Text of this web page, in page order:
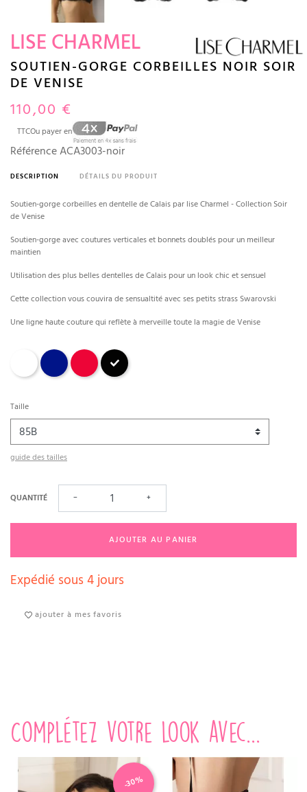
LISE CHARMEL
SOUTIEN-GORGE CORBEILLES NOIR SOIR
DE VENISE
110,00 €
TTCOu payer en
RéférenceACA3003-noir
DESCRIPTION DÉTAILS DU PRODUIT
Soutien-gorge corbeilles en dentelle de Calais par lise Charmel - Collection Soir
de Venise
Soutien-gorge avec coutures verticales et bonnets doublés pour un meilleur
maintien
Utilisation des plus belles dentelles de Calais pour un look chic et sensuel
Cette collection vous couvira de sensualtité avec ses petits strass Swarovski
Une ligne haute couture qui reflète à merveille toute la magie de Venise
Bleu nocturneRouge Noir
Taille
guide des tailles
QUANTITÉ − +
AJOUTER AU PANIER
Expédié sous 4 jours
ajouter à mes favoris
Complétez votre look avec...
-30%